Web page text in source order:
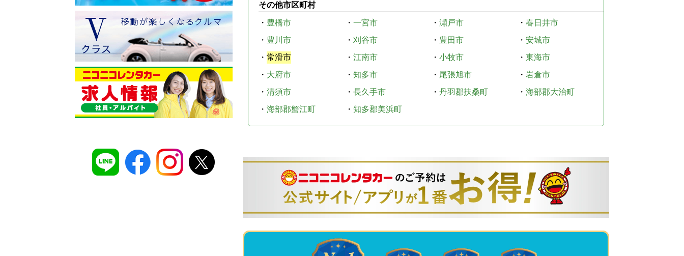
その他市区町村
・ 豊橋市 ・ 一宮市 ・ 瀬戸市 ・ 春日井市
・ 豊川市 ・ 刈谷市 ・ 豊田市 ・ 安城市
・ 常滑市 ・ 江南市 ・ 小牧市 ・ 東海市
・ 大府市 ・ 知多市 ・ 尾張旭市 ・ 岩倉市
・ 清須市 ・ 長久手市 ・ 丹羽郡扶桑町 ・ 海部郡大治町
・ 海部郡蟹江町 ・ 知多郡美浜町